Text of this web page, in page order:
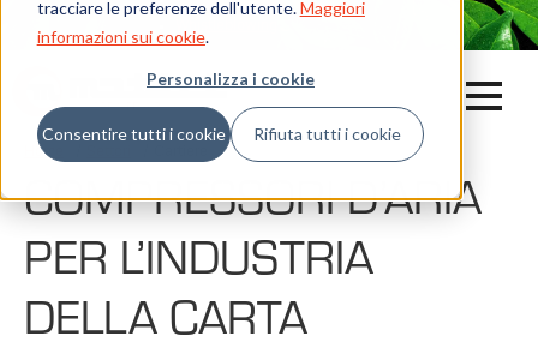
tracciare le preferenze dell'utente.Maggiori
informazioni sui cookie.
Personalizza i cookie
Consentire tutti i cookie Rifiuta tutti i cookie
Home
COMPRESSORI D’ARIA
PER L’INDUSTRIA
DELLA CARTA